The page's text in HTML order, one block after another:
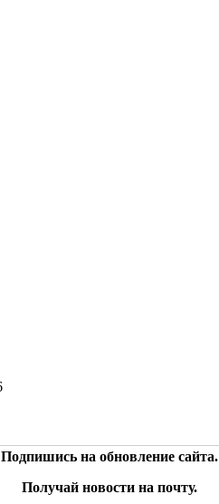
Подпишись на обновление сайта.
Получай новости на почту.